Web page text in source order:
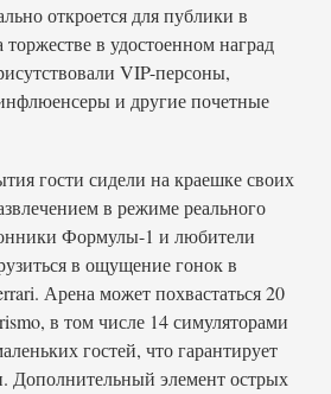
откроется для публики в
в удостоенном наград
VIP-персоны,
и другие почетные
гости сидели на краешке своих
в режиме реального
Формулы-1 и любители
в ощущение гонок в
Арена может похвастаться 20
в том числе 14 симуляторами
гостей, что гарантирует
Дополнительный элемент острых